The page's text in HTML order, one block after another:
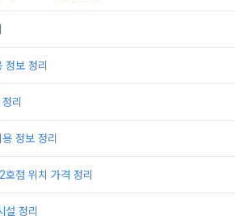
정보 정리
리
정보 정리
점 위치 가격 정리
설 정리